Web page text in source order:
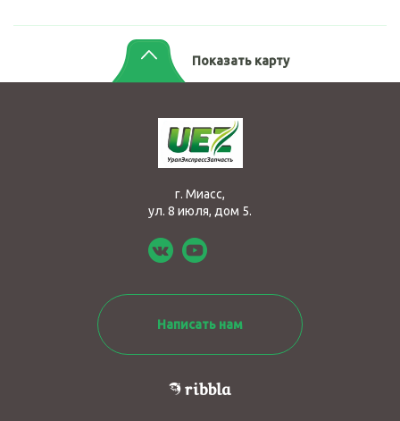
Показать карту
г. Миасс,
ул. 8 июля, дом 5.
Написать нам